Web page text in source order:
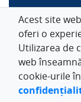
Bariere
Ziua medie de
distrageri
audibile) ca
Acest site
oferi o
Utilizarea de
web
cookie-urile